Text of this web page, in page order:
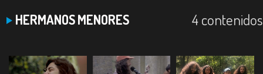
HERMANOS MENORES 4 contenidos